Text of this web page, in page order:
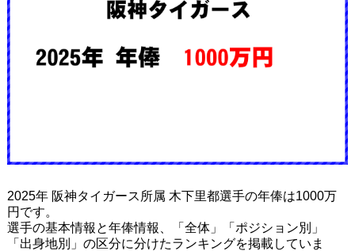
2025年 阪神タイガース所属 木下里都選手の年俸は1000万
円です。
選手の基本情報と年俸情報、「全体」「ポジション別」
「出身地別」の区分に分けたランキングを掲載していま